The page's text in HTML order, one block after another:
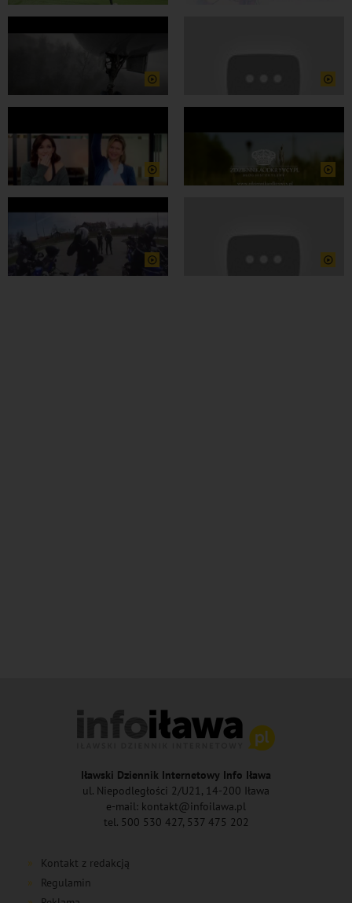
Iławski Dziennik Internetowy Info Iława
ul. Niepodległości 2/U21, 14-200 Iława
e-mail: kontakt@infoilawa.pl
tel. 500 530 427, 537 475 202
Kontakt z redakcją
Regulamin